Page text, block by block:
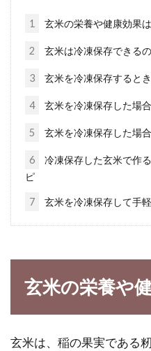
豆腐
豆腐は日
方！2
手・・と...
1 玄米の栄養や健康効果
2 玄米は冷凍保存できる
3 玄米を冷凍保存すると
4 玄米を冷凍保存した場
5 玄米を冷凍保存した場
6
冷凍保存した玄米で作
ピ
7 玄米を冷凍保存して手
玄米の栄養や
玄米は、稲の果実である